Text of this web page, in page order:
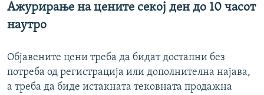
Ажурирање на цените секој ден до 10 часот
наутро
Објавените цени треба да бидат достапни без
потреба од регистрација или дополнителна најава,
а треба да биде истакната тековната продажна